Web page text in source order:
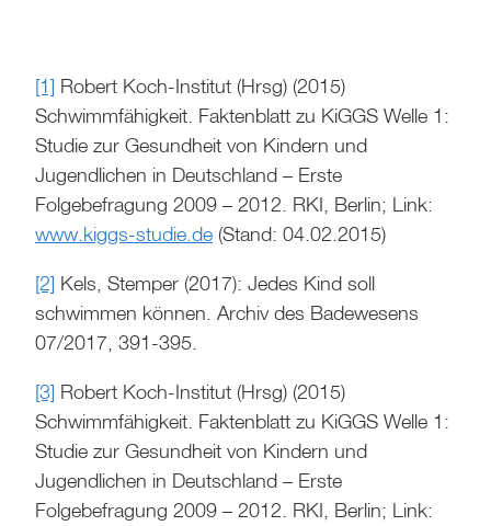
[1] Robert Koch-Institut (Hrsg) (2015)
Schwimmfähigkeit. Faktenblatt zu KiGGS Welle 1:
Studie zur Gesundheit von Kindern und
Jugendlichen in Deutschland – Erste
Folgebefragung 2009 – 2012. RKI, Berlin; Link:
www.kiggs-studie.de (Stand: 04.02.2015)
[2] Kels, Stemper (2017): Jedes Kind soll
schwimmen können. Archiv des Badewesens
07/2017, 391-395.
[3] Robert Koch-Institut (Hrsg) (2015)
Schwimmfähigkeit. Faktenblatt zu KiGGS Welle 1:
Studie zur Gesundheit von Kindern und
Jugendlichen in Deutschland – Erste
Folgebefragung 2009 – 2012. RKI, Berlin; Link: